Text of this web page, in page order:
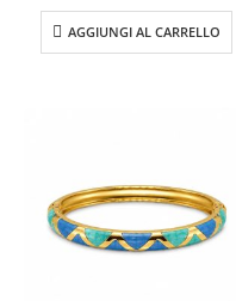
AGGIUNGI AL CARRELLO